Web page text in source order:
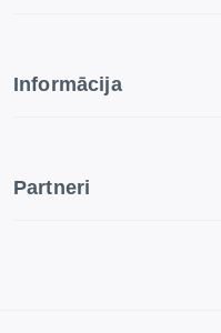
Informācija
Partneri